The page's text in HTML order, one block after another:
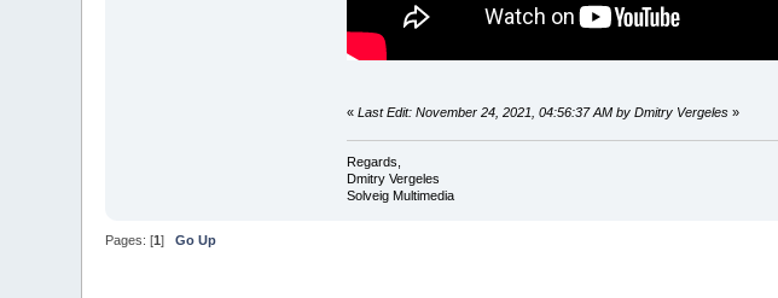
« Last Edit: November 24, 2021, 04:56:37 AM by Dmitry Vergeles»
Regards,
Dmitry Vergeles
Solveig Multimedia
Pages: [1]Go Up